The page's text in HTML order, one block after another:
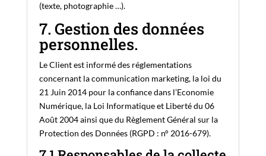
(texte, photographie …).
7. Gestion des données
personnelles.
Le Client est informé des réglementations
concernant la communication marketing, la loi du
21 Juin 2014 pour la confiance dans l’Economie
Numérique, la Loi Informatique et Liberté du 06
Août 2004 ainsi que du Règlement Général sur la
Protection des Données (RGPD : n° 2016-679).